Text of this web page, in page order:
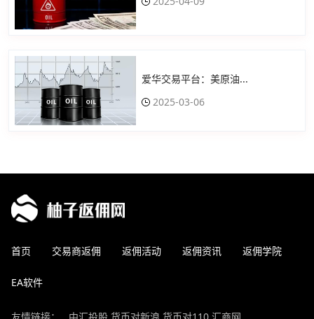
爱华交易平台：美原油...
2025-03-06
首页 交易商返佣 返佣活动 返佣资讯 返佣学院
EA软件